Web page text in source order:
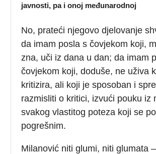
javnosti, pa i onoj međunarodnoj
No, prateći njegovo djelovanje
da imam posla s čovjekom koji,
zna, uči iz dana u dan; da imam
čovjekom koji, doduše, ne uživa
kritizira, ali koji je sposoban i
razmisliti o kritici, izvući pouku iz
svakog vlastitog poteza koji se
pogrešnim.
Milanović niti glumi, niti glumata